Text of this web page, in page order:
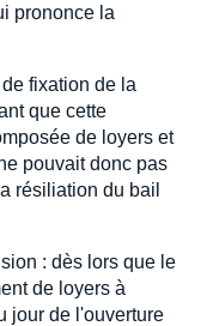
prononce la
fixation de la
que cette
de loyers et
pouvait donc pas
résiliation du bail
: dès lors que le
de loyers à
jour de l'ouverture